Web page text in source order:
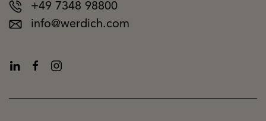
+49 7348 98800
info@werdich.com